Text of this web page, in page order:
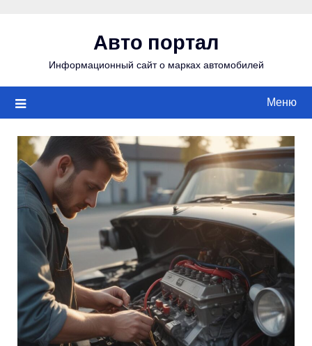
Авто портал
Информационный сайт о марках автомобилей
Меню